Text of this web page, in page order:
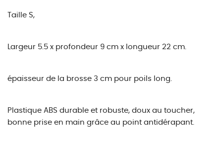
Taille S,
Largeur 5.5 x profondeur 9 cm x longueur 22 cm.
épaisseur de la brosse 3 cm pour poils long.
Plastique ABS durable et robuste, doux au toucher,
bonne prise en main grâce au point antidérapant.